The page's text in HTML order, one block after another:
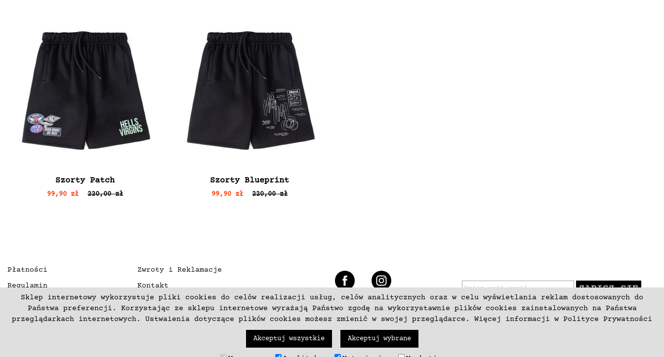
Sklep internetowy wykorzystuje pliki cookies do celów realizacji usług, celów analitycznych oraz w celu wyświetlania reklam dostosowanych do
Państwa preferencji. Korzystając ze sklepu internetowe wyrażają Państwo zgodę na wykorzystawnie plików cookies zainstalowanych na Państwa
przeglądarkach internetowych. Ustwaienia dotyczące plików cookies możesz zmienić w swojej przeglądarce. Więcej informacji w Polityce Prywatności
Akceptuj wszystkie Akceptuj wybrane
Szorty Patch
99,90 zł 220,00 zł
Szorty Blueprint
99,90 zł 220,00 zł
ZAPISZ SIĘ
Płatności
Regulamin
Polityka prywatności
Deklaracja dostępności
Zwroty i Reklamacje
Kontakt
O nas
+48 537797700
(C) 2003-2026 Copyright mercurproject.com. Wszelkie prawa zastrzeżone. Wykonanieneki.pl